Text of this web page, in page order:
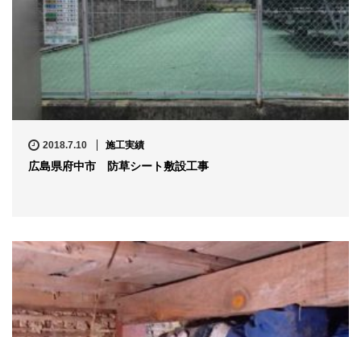
2018.7.10 施工実績
広島県府中市 防草シート敷設工事